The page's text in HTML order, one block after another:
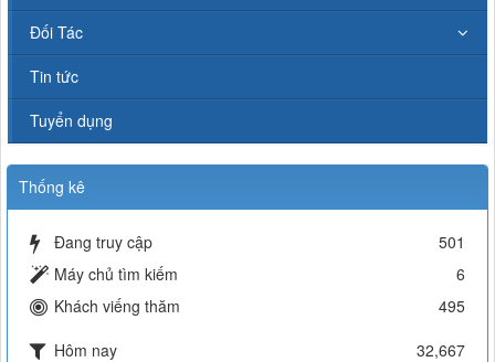
Đối Tác
Tin tức
Tuyển dụng
Thống kê
Đang truy cập
501
Máy chủ tìm kiếm
6
Khách viếng thăm
495
Hôm nay
32,667